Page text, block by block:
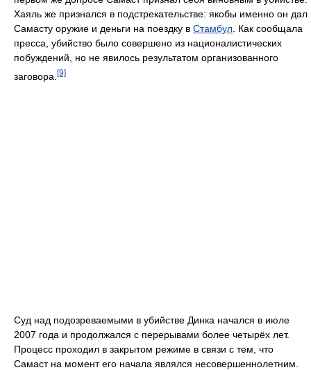
Хаяль же признался в подстрекательстве: якобы именно он дал
Самасту оружие и деньги на поездку в Стамбул. Как сообщала
пресса, убийство было совершено из националистических
побуждений, но не явилось результатом организованного
заговора. [9]
Суд над подозреваемыми в убийстве Динка начался в июле
2007 года и продолжался с перерывами более четырёх лет.
Процесс проходил в закрытом режиме в связи с тем, что
Самаст на момент его начала являлся несовершеннолетним.